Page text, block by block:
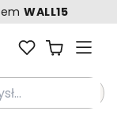
WALL15